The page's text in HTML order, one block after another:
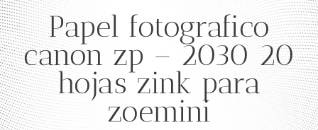
Papel fotografico
canon zp – 2030 20
hojas zink para
zoemini